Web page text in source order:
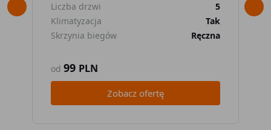
Liczba drzwi
5
Klimatyzacja
Tak
Skrzynia biegów
Ręczna
od 99 PLN
Zobacz ofertę